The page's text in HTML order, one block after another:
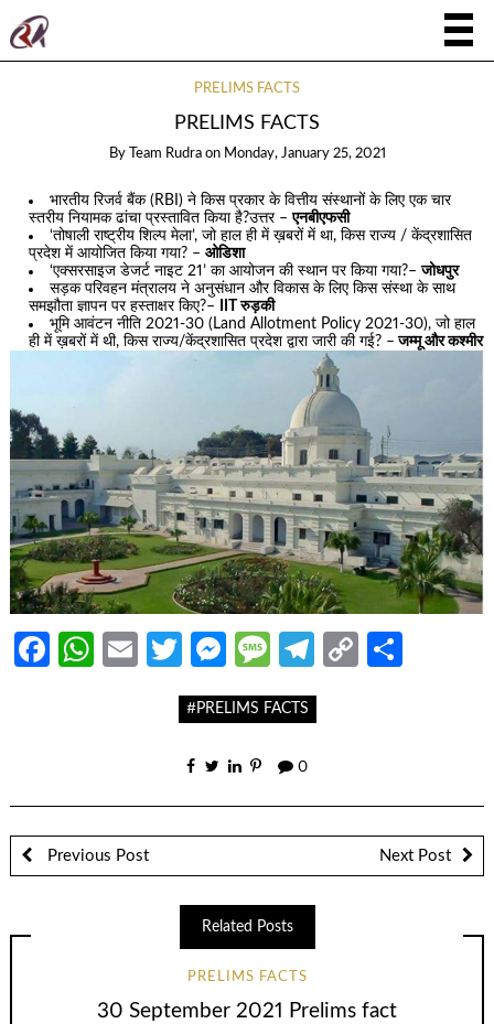
PRELIMS FACTS
PRELIMS FACTS
By Team Rudra on Monday, January 25, 2021
भारतीय रिजर्व बैंक (RBI) ने किस प्रकार के वित्तीय संस्थानों के लिए एक चार
स्तरीय नियामक ढांचा प्रस्तावित किया है?उत्तर –एनबीएफसी
‘तोषाली राष्ट्रीय शिल्प मेला’, जो हाल ही में ख़बरों में था, किस राज्य / केंद्रशासित
प्रदेश में आयोजित किया गया? –ओडिशा
‘एक्सरसाइज डेजर्ट नाइट 21’ का आयोजन की स्थान पर किया गया?–जोधपुर
सड़क परिवहन मंत्रालय ने अनुसंधान और विकास के लिए किस संस्था के साथ
समझौता ज्ञापन पर हस्ताक्षर किए?–
IIT रुड़की
भूमि आवंटन नीति 2021-30 (Land Allotment Policy 2021-30), जो हाल
ही में ख़बरों में थी, किस राज्य/केंद्रशासित प्रदेश द्वारा जारी की गई? – जम्मू और कश्मीर
Facebook
WhatsApp
EmailTwitter
Messenger
Message
Telegram
Copy
#PRELIMS FACTS
0
Previous Post Next Post
Related Posts
PRELIMS FACTS
30 September 2021 Prelims fact